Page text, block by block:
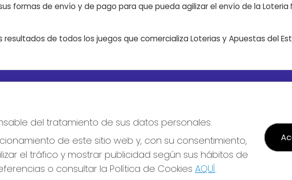
formas de envío y de pago para que pueda agilizar el envío de la Loteria
de todos los juegos que comercializa Loterias y Apuestas del
Nº10 BURGOS - Receptor Oficial
947487318
Clica aquí para contactar por
668647944
Política de
Política de
Condiciones
del tratamiento de sus datos personales.
de este sitio web y, con su consentimiento,
el tráfico y mostrar publicidad según sus hábitos de
o consultar la Política de Cookies AQUÍ.